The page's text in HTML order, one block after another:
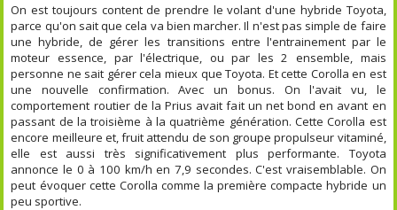
On est toujours content de prendre le volant d'une hybride Toyota,
parce qu'on sait que cela va bien marcher. Il n'est pas simple de faire
une hybride, de gérer les transitions entre l'entrainement par le
moteur essence, par l'électrique, ou par les 2 ensemble, mais
personne ne sait gérer cela mieux que Toyota. Et cette Corolla en est
une nouvelle confirmation. Avec un bonus. On l'avait vu, le
comportement routier de la Prius avait fait un net bond en avant en
passant de la troisième à la quatrième génération. Cette Corolla est
encore meilleure et, fruit attendu de son groupe propulseur vitaminé,
elle est aussi très significativement plus performante. Toyota
annonce le 0 à 100 km/h en 7,9 secondes. C'est vraisemblable. On
peut évoquer cette Corolla comme la première compacte hybride un
peu sportive.